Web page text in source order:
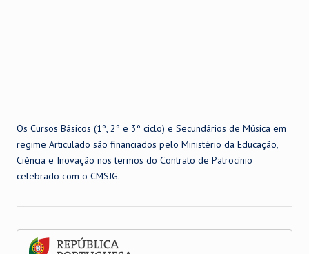
Os Cursos Básicos (1º, 2º e 3º ciclo) e Secundários de Música em
regime Articulado são financiados pelo Ministério da Educação,
Ciência e Inovação nos termos do Contrato de Patrocínio
celebrado com o CMSJG.